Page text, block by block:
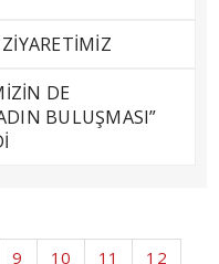
DE
BULUŞMASI”
9 10 11 12